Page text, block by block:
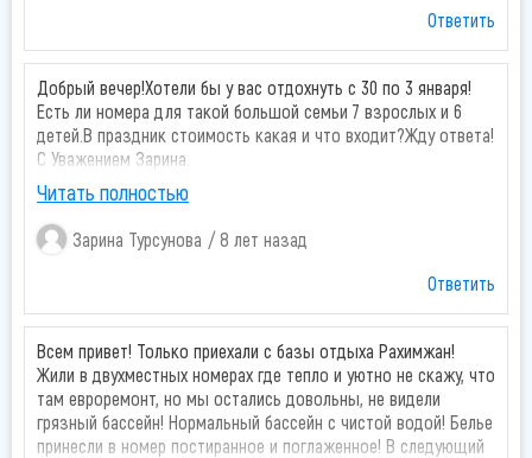
P. S. : единственный минус- очень скользко! Посыпьте чем
Ответить
Добрый вечер!Хотели бы у вас отдохнуть с 30 по 3 января!
Есть ли номера для такой большой семьи 7 взрослых и 6
детей.В праздник стоимость какая и что входит?Жду ответа!
С Уважением Зарина.
Читать полностью
Зарина Турсунова
8 лет назад
Ответить
Всем привет! Только приехали с базы отдыха Рахимжан!
Жили в двухместных номерах где тепло и уютно не скажу, что
там евроремонт, но мы остались довольны, не видели
грязный бассейн! Нормальный бассейн с чистой водой! Белье
принесли в номер постиранное и поглаженное! В следующий